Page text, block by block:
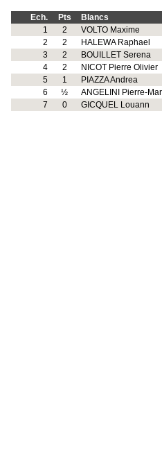
Ech. Pts
Blancs
1
2 VOLTO Maxime
2
2 HALEWA Raphael
3
2 BOUILLET Serena
4
2 NICOT Pierre Olivier
5
1 PIAZZA Andrea
6
½ ANGELINI Pierre-
7
0 GICQUEL Louann